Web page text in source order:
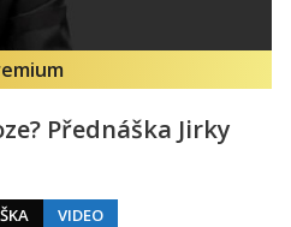
Přednáška Jirky
VIDEO